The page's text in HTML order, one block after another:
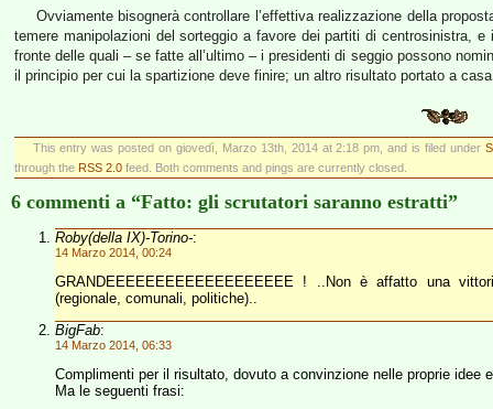
Ovviamente bisognerà controllare l’effettiva realizzazione della
temere manipolazioni del sorteggio a favore dei partiti di centrosinistra,
fronte delle quali – se fatte all’ultimo – i presidenti di seggio possono
il principio per cui la spartizione deve finire; un altro risultato portato a
This entry was posted on giovedì, Marzo 13th, 2014 at 2:18 pm, and is filed under
through the RSS 2.0 feed. Both comments and pings are currently closed.
6 commenti a “Fatto: gli scrutatori saranno estratti”
Roby(della IX)-Torino-:
14 Marzo 2014, 00:24
GRANDEEEEEEEEEEEEEEEEEEE ! ..Non è affatto una
(regionale, comunali, politiche)..
BigFab:
14 Marzo 2014, 06:33
Complimenti per il risultato, dovuto a convinzione nelle proprie idee
Ma le seguenti frasi: